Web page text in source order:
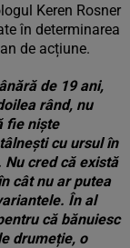
Keren Rosner
în determinarea
de acțiune.
de 19 ani,
rând, nu
fie niște
cu ursul în
cred că există
cât nu ar putea
În al
că bănuiesc
drumeție, o